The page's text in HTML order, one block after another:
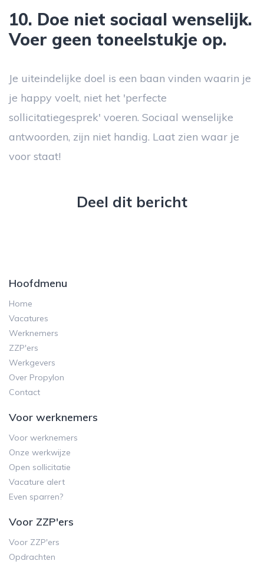
10. Doe niet sociaal wenselijk.
Voer geen toneelstukje op.
Je uiteindelijke doel is een baan vinden waarin je
je happy voelt, niet het 'perfecte
sollicitatiegesprek' voeren. Sociaal wenselijke
antwoorden, zijn niet handig. Laat zien waar je
voor staat!
Deel dit bericht
Hoofdmenu
Home
Vacatures
Werknemers
ZZP'ers
Werkgevers
Over Propylon
Contact
Voor werknemers
Voor werknemers
Onze werkwijze
Open sollicitatie
Vacature alert
Even sparren?
Voor ZZP'ers
Voor ZZP'ers
Opdrachten